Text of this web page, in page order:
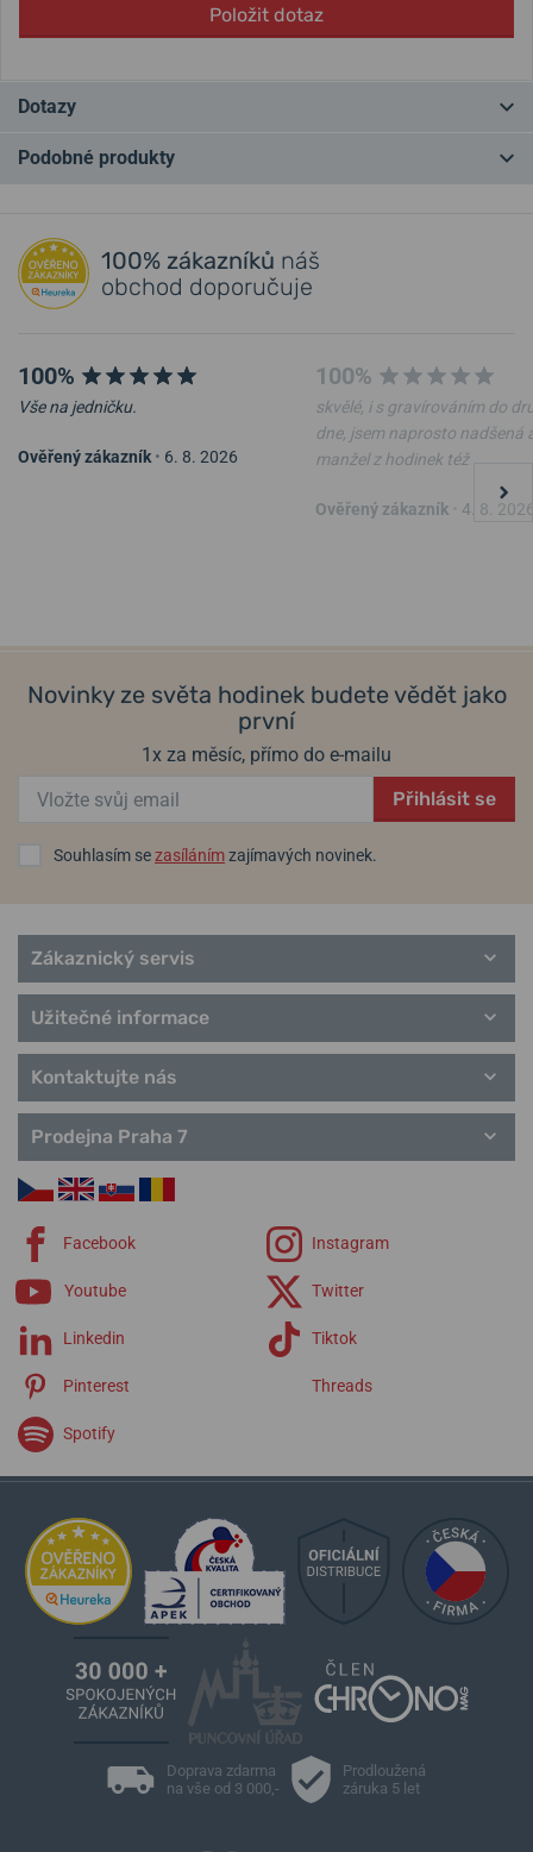
Položit dotaz
Dotazy
Přidat dotaz
Podobné produkty
(1ks)
100% zákazníků náš
obchod doporučuje
100%
Vše na jedničku.
Ověřený zákazník • 6. 8. 2026
100%
skvělé, i s gravírováním do
dne, jsem naprosto nadšená
manžel z hodinek též
Ověřený zákazník 4. 8.
Novinky ze světa hodinek budete vědět jako
první
1x za měsíc, přímo do e-mailu
Přihlásit se
Souhlasím sezasílánímzajímavých novinek.
Zákaznický servis
Užitečné informace
Kontaktujte nás
Prodejna Praha 7
Facebook Instagram
Youtube Twitter
Linkedin Tiktok
Pinterest Threads
Spotify
Doprava zdarma
na vše od 3 000,-
Prodloužená
záruka 5 let